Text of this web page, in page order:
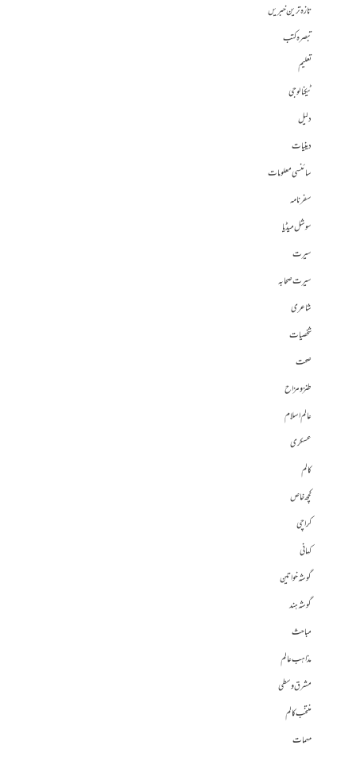
تازہ ترین خبریں
تبصرہ کتب
تعلیم
ٹیکنالوجی
دلیل
دینیات
سائنسی معلومات
سفرنامہ
سوشل میڈیا
سیرت
سیرت صحابہ
شاعری
شخصیات
صحت
طنز و مزاح
عالم اسلام
عسکری
کالم
کچھ خاص
کراچی
کہانی
گوشہ خواتین
گوشہ ہند
مباحث
مذاہب عالم
مشرق وسطی
منتخب کالم
مہمات